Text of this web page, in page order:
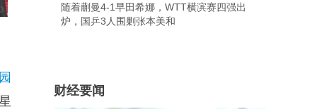
随着蒯曼4-1早田希娜，WTT横滨赛四强出
炉，国乒3人围剿张本美和
财经要闻